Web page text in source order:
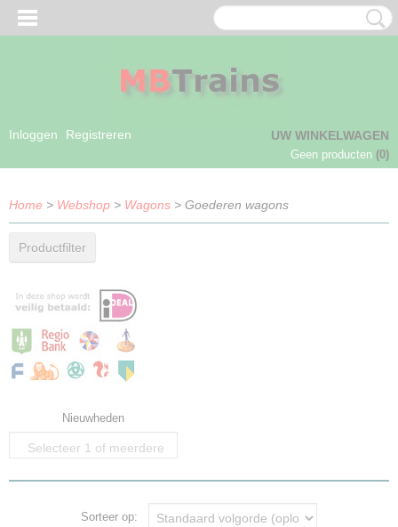
Inloggen Registreren UW WINKELWAGEN
Geen producten (0)
Home > Webshop > Wagons > Goederen wagons
Productfilter
Nieuwheden
Selecteer 1 of meerdere
Sorteer op: